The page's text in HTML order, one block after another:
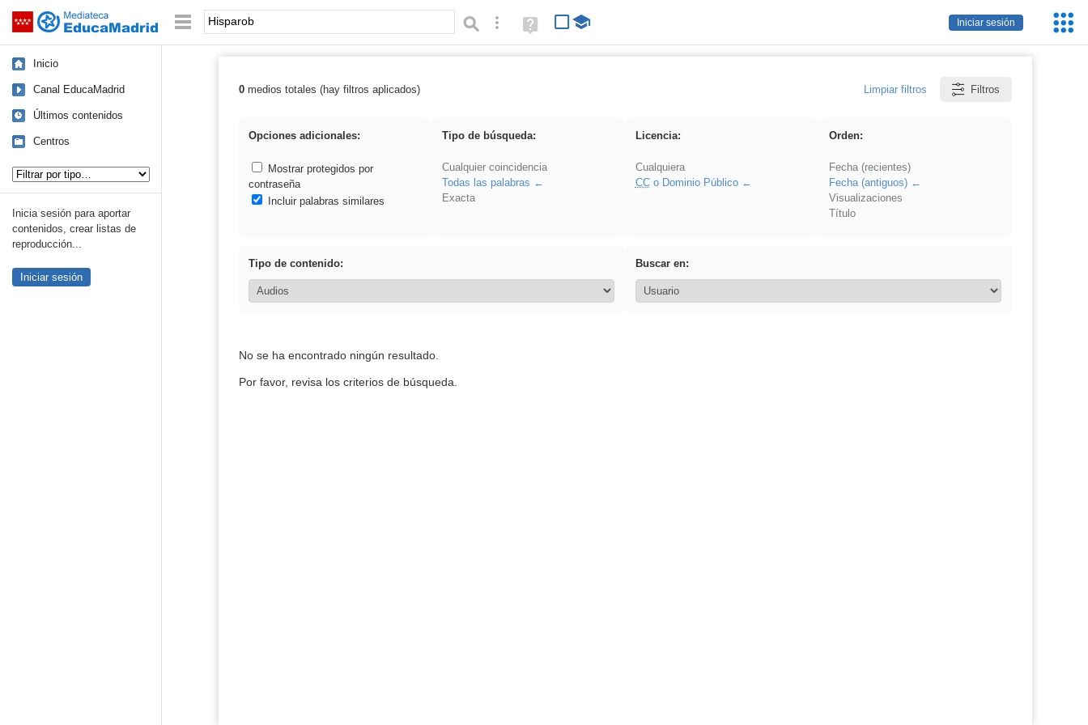
Saltar navegación
Iniciar sesión
Palabra o frase: Búsqueda avanzada
Ayuda
(en
Inicio
Canal EducaMadrid
Últimos contenidos
Centros
Inicia sesión para aportar
contenidos, crear listas de
reproducción...
Iniciar sesión
Resultados de: Hisparob
0medios totales (hay filtros aplicados) Limpiar filtros Filtros
Opciones adicionales:
Mostrar protegidos por
contraseña
Incluir palabras similares
Tipo de búsqueda:
Cualquier coincidencia
Todas las palabras
Exacta
Licencia:
Cualquiera
CCo Dominio Público
Orden:
Fecha (recientes)
Fecha (antiguos)
Visualizaciones
Título
Tipo de contenido: Buscar en:
No se ha encontrado ningún resultado.
Por favor, revisa los criterios de búsqueda.